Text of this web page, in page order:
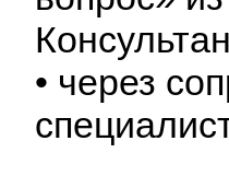
• через